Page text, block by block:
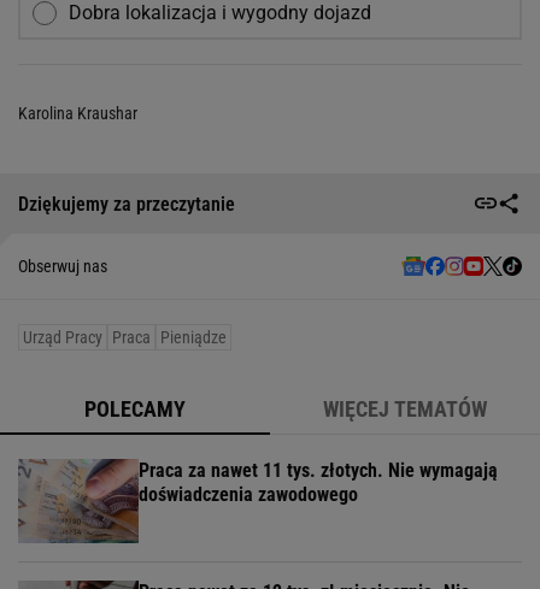
Dobra lokalizacja i wygodny dojazd
Karolina Kraushar
Dziękujemy za przeczytanie
Obserwuj nas
Urząd Pracy Praca Pieniądze
POLECAMY WIĘCEJ TEMATÓW
Praca za nawet 11 tys. złotych. Nie wymagają
doświadczenia zawodowego